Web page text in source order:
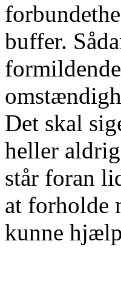
buffer.
Det skal
heller
står foran
at forholde
kunne